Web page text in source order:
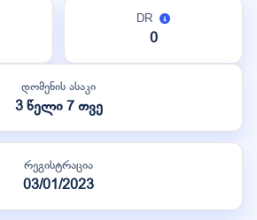
DR
0
დომენის ასაკი
3 წელი 7 თვე
რეგისტრაცია
03/01/2023